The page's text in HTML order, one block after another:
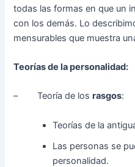
todas las formas en que un
con los demás. Lo
mensurables que muestra
Teorías de la personalidad:
– Teoría de losrasgos:
Teorías de la
Las personas se
personalidad.